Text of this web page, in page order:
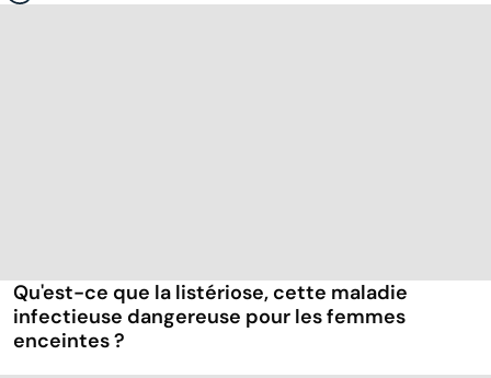
Qu'est-ce que la listériose, cette maladie
infectieuse dangereuse pour les femmes
enceintes ?